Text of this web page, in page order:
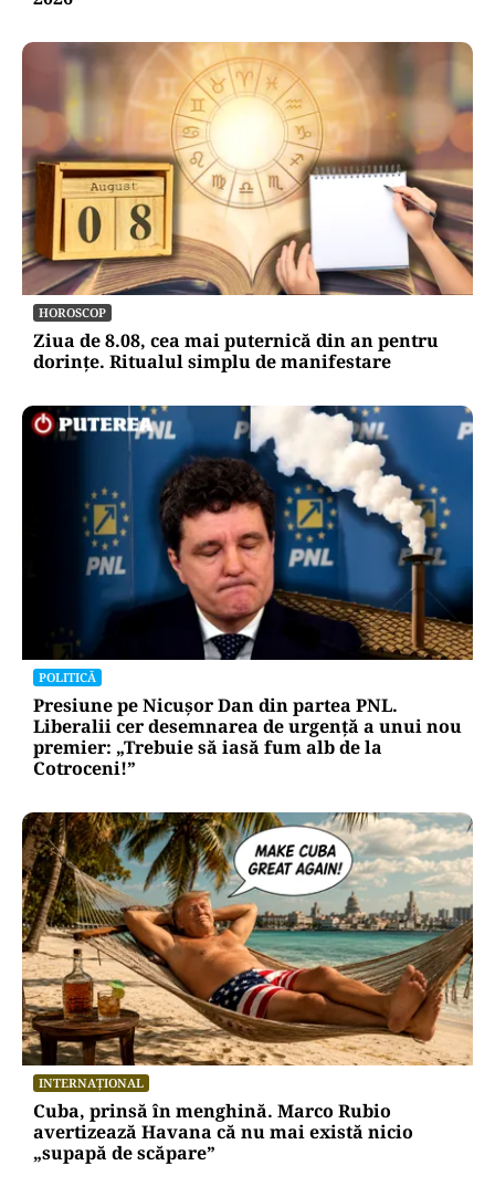
METEO
Când scad temperaturile în București sub 25 de
grade. Ce arată prognoza pentru septembrie
2026
HOROSCOP
Ziua de 8.08, cea mai puternică din an pentru
dorințe. Ritualul simplu de manifestare
POLITICĂ
Presiune pe Nicușor Dan din partea PNL.
Liberalii cer desemnarea de urgență a unui nou
premier: „Trebuie să iasă fum alb de la
Cotroceni!”